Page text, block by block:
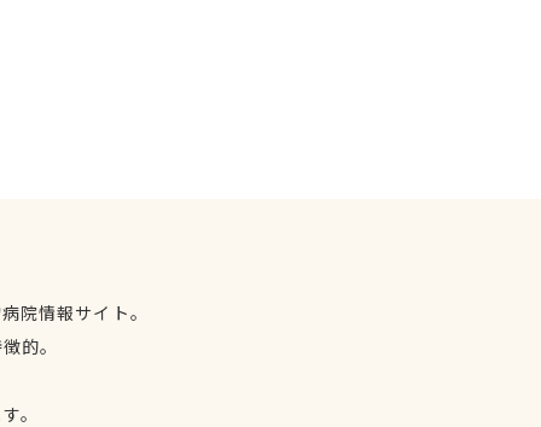
院情報サイト。
的。
。